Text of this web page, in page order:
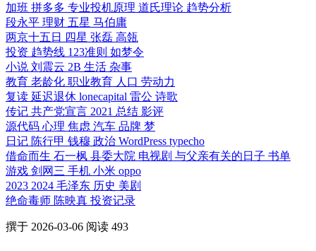
加班 拼多多 专业投机原理 道氏理论 趋势分析
段永平 理财 五星 马伯庸
两京十五日
四星 张磊 高瓴
投资 趋势线 123准则 如梦令
小说 刘震云 2B 生活 杂事
教育 老龄化 职业教育 人口 劳动力
复读 延迟退休 lonecapital 雷公 诗歌
传记 共产党宣言 2021 总结 影评
源代码 心理 焦虑 汽车 品牌 梦
日记 陈行甲 钱穆 政治 WordPress typecho
借命而生 石一枫 县委大院 电视剧 与父亲有关的日子 书单
游戏 剑网三 手机 小米 oppo
2023 2024 毛泽东 历史 美剧
绝命毒师 陈映真 投资记录
撰于 2026-03-06 阅读 493